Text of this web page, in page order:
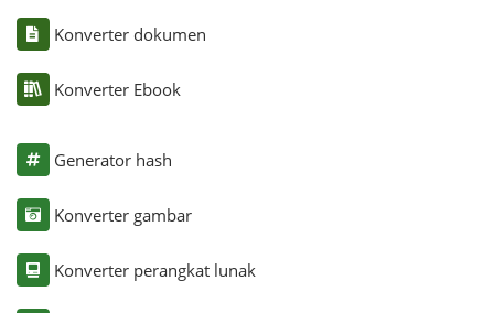
Konverter dokumen
Konverter Ebook
Generator hash
Konverter gambar
Konverter perangkat lunak